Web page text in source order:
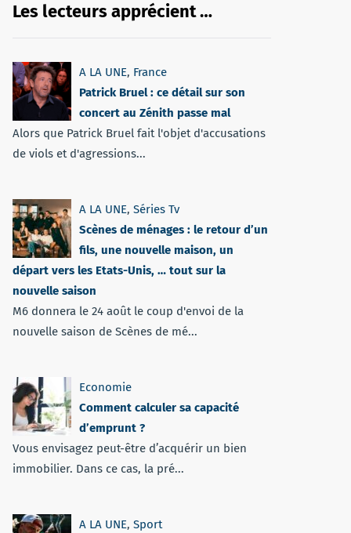
Les lecteurs apprécient …
A LA UNE, France
Patrick Bruel : ce détail sur son
concert au Zénith passe mal
Alors que Patrick Bruel fait l'objet d'accusations
de viols et d'agressions...
A LA UNE, Séries Tv
Scènes de ménages : le retour d’un
fils, une nouvelle maison, un
départ vers les Etats-Unis, … tout sur la
nouvelle saison
M6 donnera le 24 août le coup d'envoi de la
nouvelle saison de Scènes de mé...
Economie
Comment calculer sa capacité
d’emprunt ?
Vous envisagez peut-être d’acquérir un bien
immobilier. Dans ce cas, la pré...
A LA UNE, Sport